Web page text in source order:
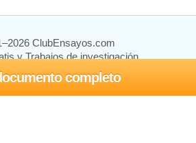
completo
ClubEnsayos.com
y Trabajos de investigación